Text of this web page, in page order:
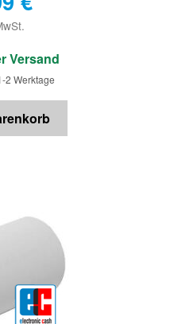
€
Versand
2 Werktage